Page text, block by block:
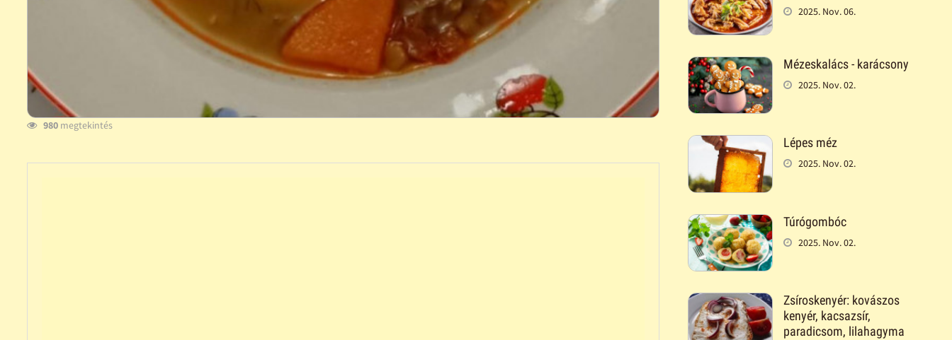
980 megtekintés
2025. Nov. 06.
Mézeskalács - karácsony
2025. Nov. 02.
Lépes méz
2025. Nov. 02.
Túrógombóc
2025. Nov. 02.
Zsíroskenyér: kovászos
kenyér, kacsazsír,
paradicsom, lilahagyma